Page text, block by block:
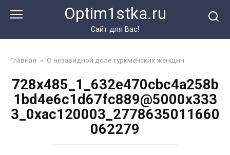
Optim1stka.ru
Сайт для Вас!
Главная » О незавидной доле туркменских женщин
728x485_1_632e470cbc4a258b
1bd4e6c1d67fc889@5000x333
3_0xac120003_2778635011660
062279